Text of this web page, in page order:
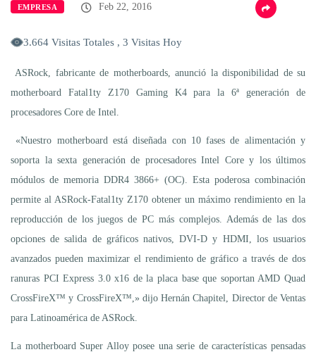
EMPRESA Feb 22, 2016
3.664 Visitas Totales , 3 Visitas Hoy
ASRock, fabricante de motherboards, anunció la disponibilidad de su
motherboard Fatal1ty Z170 Gaming K4 para la 6ª generación de
procesadores Core de Intel.
«Nuestro motherboard está diseñada con 10 fases de alimentación y
soporta la sexta generación de procesadores Intel Core y los últimos
módulos de memoria DDR4 3866+ (OC). Esta poderosa combinación
permite al ASRock-Fatal1ty Z170 obtener un máximo rendimiento en la
reproducción de los juegos de PC más complejos. Además de las dos
opciones de salida de gráficos nativos, DVI-D y HDMI, los usuarios
avanzados pueden maximizar el rendimiento de gráfico a través de dos
ranuras PCI Express 3.0 x16 de la placa base que soportan AMD Quad
CrossFireX™ y CrossFireX™,» dijo Hernán Chapitel, Director de Ventas
para Latinoamérica de ASRock.
La motherboard Super Alloy posee una serie de características pensadas